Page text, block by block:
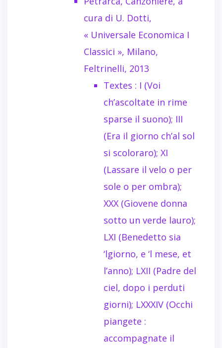
cura di U. Dotti,
« Universale Economica I
Classici », Milano,
Feltrinelli, 2013
Textes : I (Voi
ch’ascoltate in rime
sparse il suono); III
(Era il giorno ch’al sol
si scoloraro); XI
(Lassare il velo o per
sole o per ombra);
XXX (Giovene donna
sotto un verde lauro);
LXI (Benedetto sia
‘lgiorno, e ‘l mese, et
l’anno); LXII (Padre del
ciel, dopo i perduti
giorni); LXXXIV (Occhi
piangete :
accompagnate il